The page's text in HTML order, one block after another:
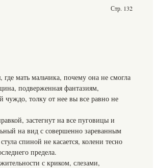
Стр. 132
мать мальчика, почему она не смогла
подверженная фантазиям,
чуждо, толку от нее вы все равно не
застегнут на все пуговицы и
на вид с совершенно зареванным
спиной не касается, колени тесно
предела.
с криком, слезами,